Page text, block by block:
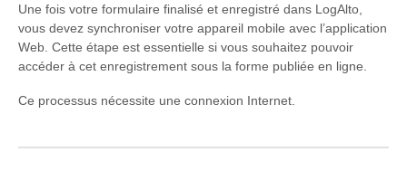
Une fois votre formulaire finalisé et enregistré dans LogAlto,
vous devez synchroniser votre appareil mobile avec l’application
Web. Cette étape est essentielle si vous souhaitez pouvoir
accéder à cet enregistrement sous la forme publiée en ligne.
Ce processus nécessite une connexion Internet.